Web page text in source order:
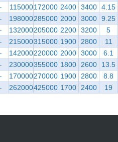
115000172000 2400 3400 4.15
198000285000 2000 3000 9.25
132000205000 2200 3200
5
215000315000 1900 2800
11
142000220000 2000 3000
6.1
230000355000 1800 2600
13.5
170000270000 1900 2800
8.8
262000425000 1700 2400 19